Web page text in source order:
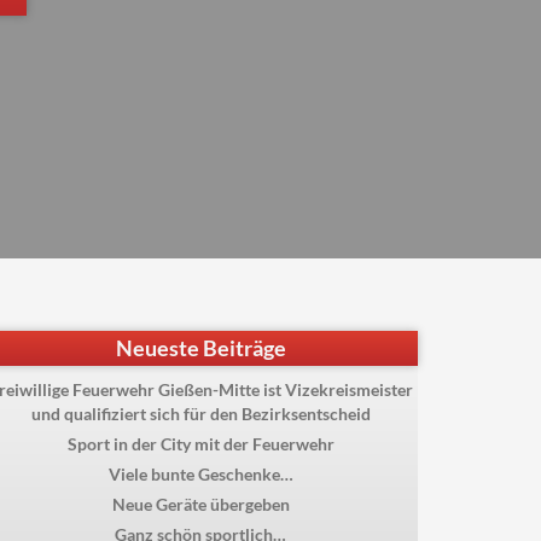
Neueste Beiträge
Feuerwehr Gießen-Mitte ist Vizekreismeister
und qualifiziert sich für den Bezirksentscheid
Sport in der City mit der Feuerwehr
Viele bunte Geschenke…
Neue Geräte übergeben
Ganz schön sportlich…